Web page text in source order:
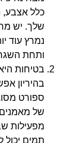
שלך. יש
נמרץ עוד
ותחת
בטיחות
בהיריון
ספורט
של
תמים יכול